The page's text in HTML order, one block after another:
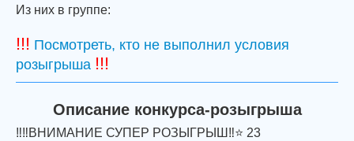
Из них в группе:
!!! Посмотреть, кто не выполнил условия
розыгрыша !!!
Описание конкурса-розыгрыша
‼‼ВНИМАНИЕ СУПЕР РОЗЫГРЫШ‼⭐ 23